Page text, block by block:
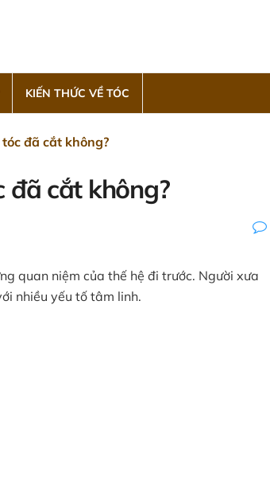
KIẾN THỨC VỀ TÓC
đã cắt không?
đã cắt không?
quan niệm của thế hệ đi trước. Người xưa
nhiều yếu tố tâm linh.